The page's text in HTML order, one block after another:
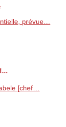
prévue…
[chef…